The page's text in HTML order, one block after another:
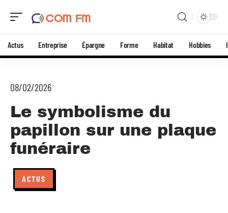
Actus Entreprise Épargne Forme Habitat Hobbies
08/02/2026
Le symbolisme du
papillon sur une plaque
funéraire
ACTUS